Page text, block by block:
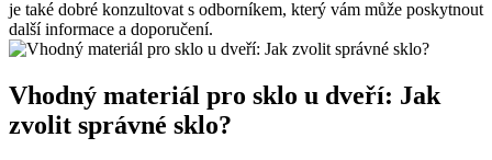
je‍ také ⁤dobré ⁢konzultovat s odborníkem, který vám může poskytnout
​další informace a doporučení.
Vhodný materiál pro sklo u dveří: Jak
zvolit správné sklo?